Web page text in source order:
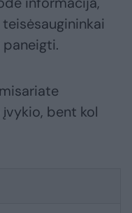
bent kol